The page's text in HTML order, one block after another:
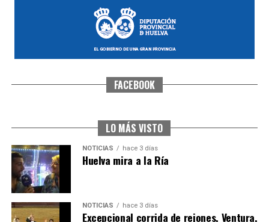
FACEBOOK
LO MÁS VISTO
NOTICIAS hace 3 días
Huelva mira a la Ría
NOTICIAS hace 3 días
Excepcional corrida de rejones, Ventura,